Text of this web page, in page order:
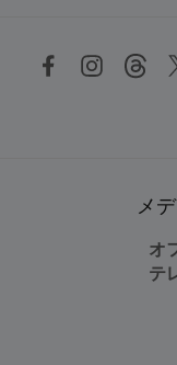
メ
オ
テ